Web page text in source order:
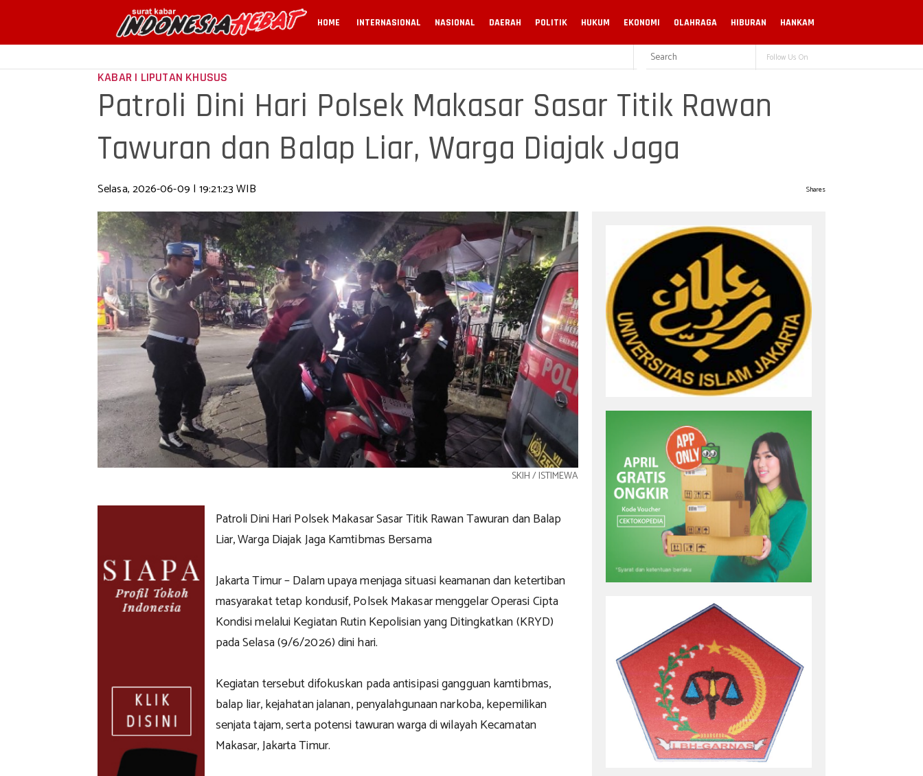
HOME INTERNASIONAL NASIONAL DAERAH POLITIK HUKUM EKONOMI OLAHRAGA HIBURAN HANKAM
Follow Us On
KABAR | LIPUTAN KHUSUS
Patroli Dini Hari Polsek Makasar Sasar Titik Rawan
Tawuran dan Balap Liar, Warga Diajak Jaga
Kamtibm
Selasa, 2026-06-09 | 19:21:23 WIB Shares
SKIH / ISTIMEWA
Patroli Dini Hari Polsek Makasar Sasar Titik Rawan Tawuran dan Balap
Liar, Warga Diajak Jaga Kamtibmas Bersama
Jakarta Timur – Dalam upaya menjaga situasi keamanan dan ketertiban
masyarakat tetap kondusif, Polsek Makasar menggelar Operasi Cipta
Kondisi melalui Kegiatan Rutin Kepolisian yang Ditingkatkan (KRYD)
pada Selasa (9/6/2026) dini hari.
Kegiatan tersebut difokuskan pada antisipasi gangguan kamtibmas,
balap liar, kejahatan jalanan, penyalahgunaan narkoba, kepemilikan
senjata tajam, serta potensi tawuran warga di wilayah Kecamatan
Makasar, Jakarta Timur.